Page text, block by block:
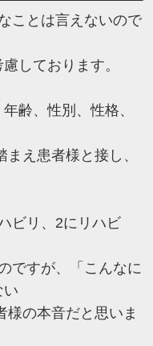
ことは言えないので
しております。
齢、性別、性格、
え患者様と接し、
ビリ、2にリハビ
すが、「こんなに
い
の本音だと思いま